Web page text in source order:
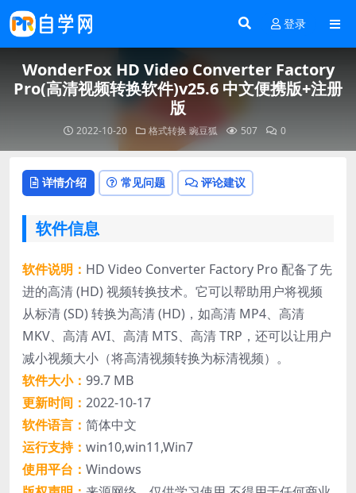
登录
WonderFox HD Video Converter Factory
Pro(高清视频转换软件)v25.6 中文便携版+注册
版
2022-10-20 格式转换豌豆狐 507 0
详情介绍 常见问题 评论建议
软件信息
软件说明： HD Video Converter Factory Pro 配备了先
进的高清 (HD) 视频转换技术。它可以帮助用户将视频
从标清 (SD) 转换为高清 (HD)，如高清 MP4、高清
MKV、高清 AVI、高清 MTS、高清 TRP，还可以让用户
减小视频大小（将高清视频转换为标清视频）。
软件大小： 99.7 MB
更新时间： 2022-10-17
软件语言： 简体中文
运行支持： win10,win11,Win7
使用平台： Windows